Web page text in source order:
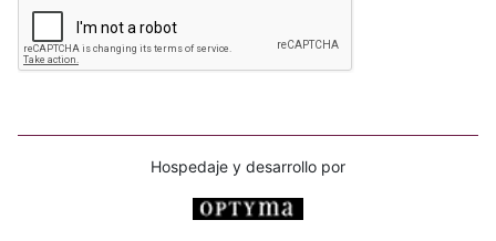
Hospedaje y desarrollo por